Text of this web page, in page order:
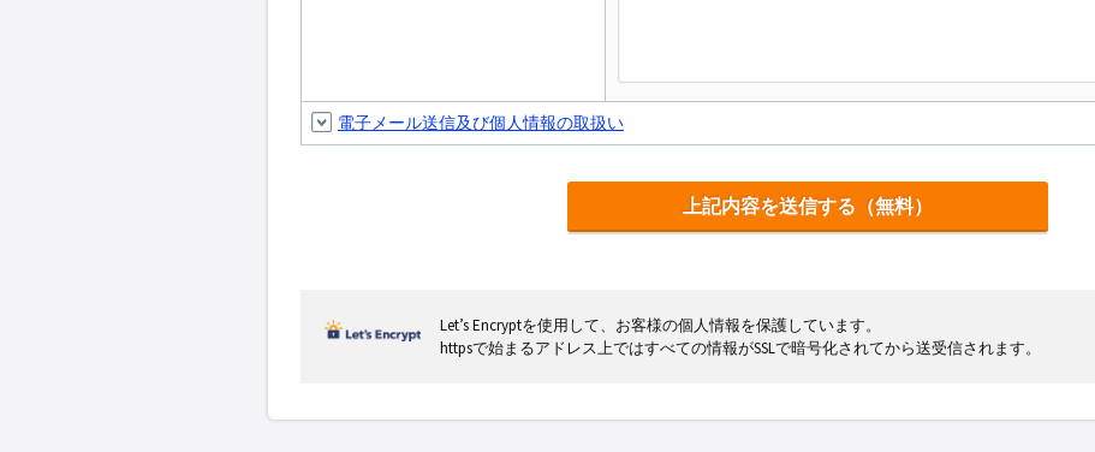
電子メール送信及び個人情報の取扱い
Let’s Encryptを使用して、お客様の個人情報を保護しています。
httpsで始まるアドレス上ではすべての情報がSSLで暗号化されてから送受信されます。